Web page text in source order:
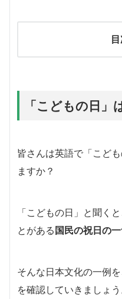
「こどもの日」
皆さんは英語で「こど
ますか？
「こどもの日」と聞く
とがある国民の祝日の
そんな日本文化の一例
を確認していきましょう